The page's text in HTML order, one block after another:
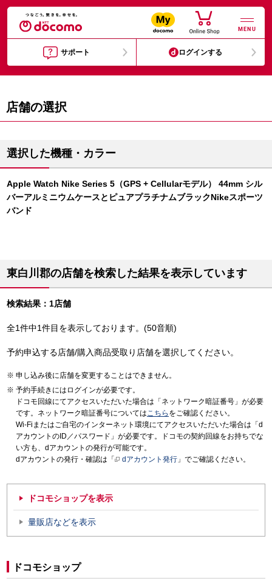
MENU
サポート ログインする
店舗の選択
選択した機種・カラー
Apple Watch Nike Series 5（GPS + Cellularモデル） 44mm シル
バーアルミニウムケースとピュアプラチナムブラックNikeスポーツ
バンド
東白川郡の店舗を検索した結果を表示しています
検索結果：1店舗
全1件中1件目を表示しております。(50音順)
予約申込する店舗/購入商品受取り店舗を選択してください。
申し込み後に店舗を変更することはできません。
予約手続きにはログインが必要です。
ドコモ回線にてアクセスいただいた場合は「ネットワーク暗証番号」が必要
です。ネットワーク暗証番号についてはこちら をご確認ください。
Wi-Fiまたはご自宅のインターネット環境にてアクセスいただいた場合は「d
アカウントのID／パスワード」が必要です。ドコモの契約回線をお持ちでな
い方も、dアカウントの発行が可能です。
dアカウントの発行・確認は「
dアカウント発行 」でご確認ください。
ドコモショップを表示
量販店などを表示
ドコモショップ